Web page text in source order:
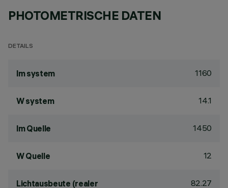
PHOTOMETRISCHE DATEN
DETAILS
lm system 1160
W system 14.1
lm Quelle 1450
W Quelle 12
Lichtausbeute (realer
82.27